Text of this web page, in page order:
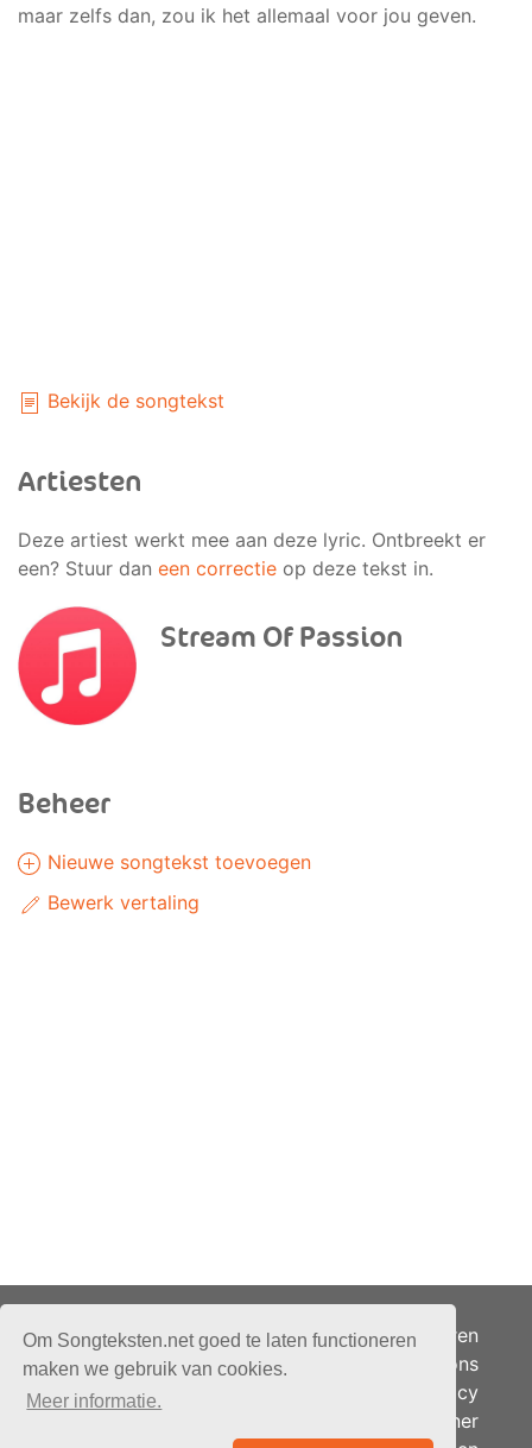
Om Songteksten.net goed te laten functioneren
maken we gebruik van cookies.
Meer informatie.
maar zelfs dan, zou ik het allemaal voor jou geven.
Bekijk de songtekst
Artiesten
Deze artiest werkt mee aan deze lyric. Ontbreekt er
een? Stuur dan een correctie op deze tekst in.
Stream Of Passion
Beheer
Nieuwe songtekst toevoegen
Bewerk vertaling
Adverteren
Over ons
Je privacy
Partner